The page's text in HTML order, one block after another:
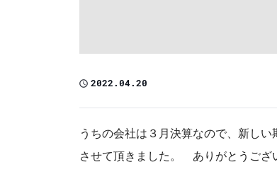
2022.04.20
うちの会社は３月決算なので、新し
させて頂きました。 ありがとうござ